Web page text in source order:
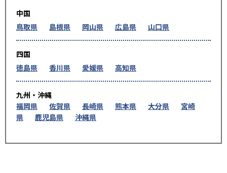
中国
鳥取県
島根県 岡山県 広島県 山口県
四国
徳島県
香川県 愛媛県 高知県
九州・沖縄
福岡県
佐賀県 長崎県 熊本県 大分県
宮崎
県
鹿児島県 沖縄県